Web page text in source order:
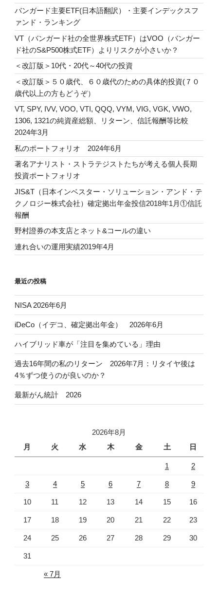
バンガード主要ETF(日本語翻訳）・主要インデックスフ
ァンド・ランキング
VT（バンガード社の全世界株式ETF）はVOO（バンガー
ド社のS&P500株式ETF）よりリスクが小さいか？
＜改訂版＞10代・20代～40代の投資
＜改訂版＞５０歳代、６０歳代のための具体的投資(７０
歳代以上の方もどうぞ）
VT, SPY, IVV, VOO, VTI, QQQ, VYM, VIG, VGK, VWO,
1306, 1321の純資産総額、リターン、信託報酬等比較
2024年3月
私のポートフォリオ 2024年6月
著名アナリスト・ストラテジストたちが考える個人長期
投資ポートフォリオ
JIS&T（日本インベスター・ソリューション・アンド・テ
クノロジー株式会社）確定拠出年金投信2018年1月①信託
報酬
野村證券の本支店とネット&コールの違い
連れ合いの運用実績2019年4月
最近の投稿
NISA 2026年6月
iDeCo（イデコ、確定拠出年金） 2026年6月
ハイブリッド車が「注目を集めている」理由
過去16年間の私のリターン 2026年7月：リタイヤ後は
4％ずつ使うのが良いのか？
最新がん統計 2026
2026年8月
月
火 水 木 金 土 日
1 2
3 4 5 6 7 8 9
10 11 12 13 14 15 16
17 18 19 20 21 22 23
24 25 26 27 28 29 30
31
« 7月